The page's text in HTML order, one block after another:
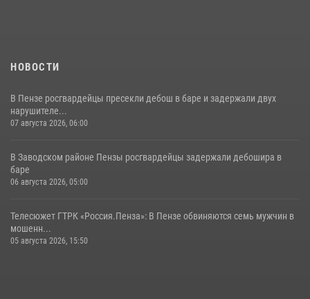
НОВОСТИ
В Пензе росгвардейцы пресекли дебош в баре и задержали двух
нарушителе...
07 августа 2026, 06:00
В Заводском районе Пензы росгвардейцы задержали дебошира в
баре
06 августа 2026, 05:00
Телесюжет ГТРК «Россия.Пенза»: В Пензе обвиняются семь мужчин в
мошенн...
05 августа 2026, 15:50